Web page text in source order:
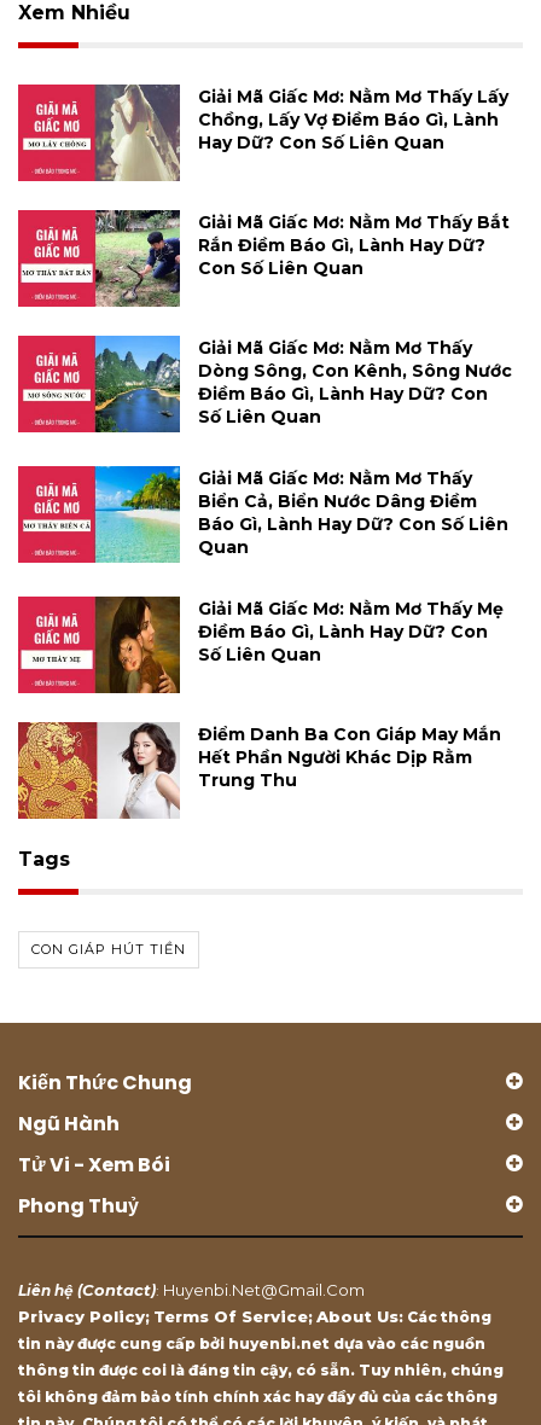
Xem Nhiều
Giải Mã Giấc Mơ: Nằm Mơ Thấy Lấy
Chồng, Lấy Vợ Điềm Báo Gì, Lành
Hay Dữ? Con Số Liên Quan
Giải Mã Giấc Mơ: Nằm Mơ Thấy Bắt
Rắn Điềm Báo Gì, Lành Hay Dữ?
Con Số Liên Quan
Giải Mã Giấc Mơ: Nằm Mơ Thấy
Dòng Sông, Con Kênh, Sông Nước
Điềm Báo Gì, Lành Hay Dữ? Con
Số Liên Quan
Giải Mã Giấc Mơ: Nằm Mơ Thấy
Biển Cả, Biển Nước Dâng Điềm
Báo Gì, Lành Hay Dữ? Con Số Liên
Quan
Giải Mã Giấc Mơ: Nằm Mơ Thấy Mẹ
Điềm Báo Gì, Lành Hay Dữ? Con
Số Liên Quan
Điểm Danh Ba Con Giáp May Mắn
Hết Phần Người Khác Dịp Rằm
Trung Thu
Tags
CON GIÁP HÚT TIỀN
Kiến Thức Chung
Ngũ Hành
Tử Vi - Xem Bói
Phong Thuỷ
Liên hệ (Contact): Huyenbi.net@gmail.com
Privacy Policy; Terms Of Service; About Us: Các thông
tin này được cung cấp bởi huyenbi.net dựa vào các nguồn
thông tin được coi là đáng tin cậy, có sẵn. Tuy nhiên, chúng
tôi không đảm bảo tính chính xác hay đầy đủ của các thông